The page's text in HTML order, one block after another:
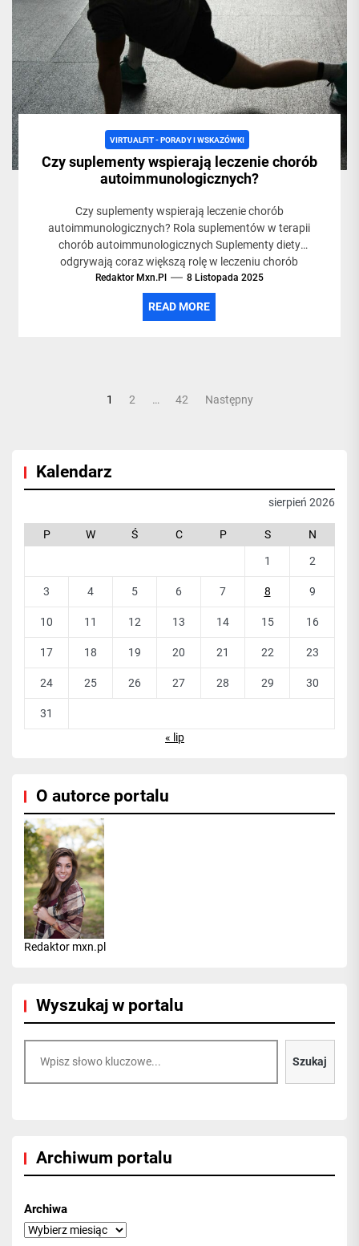
VIRTUALFIT - PORADY I WSKAZÓWKI
Czy suplementy wspierają leczenie chorób
autoimmunologicznych?
Czy suplementy wspierają leczenie chorób
autoimmunologicznych? Rola suplementów w terapii
chorób autoimmunologicznych Suplementy diety
odgrywają coraz większą rolę w leczeniu chorób
autoimmunologicznych. Choroby takie jak...
Redaktor Mxn.pl 8 Listopada 2025
READ MORE
1 2 … 42 Następny
Kalendarz
sierpień 2026
P W Ś C P S N
1 2
3 4 5 6 7 8 9
10 11 12 13 14 15 16
17 18 19 20 21 22 23
24 25 26 27 28 29 30
31
« lip
O autorce portalu
Redaktor mxn.pl
Wyszukaj w portalu
Szukaj
Archiwum portalu
Archiwa